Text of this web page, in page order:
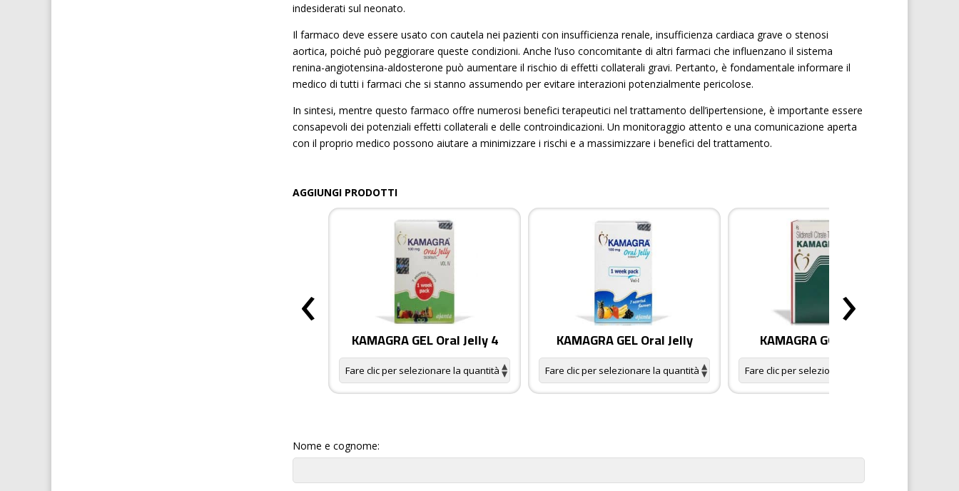
indesiderati sul neonato.
Il farmaco deve essere usato con cautela nei pazienti con insufficienza renale, insufficienza cardiaca grave o stenosi
aortica, poiché può peggiorare queste condizioni. Anche l’uso concomitante di altri farmaci che influenzano il sistema
renina-angiotensina-aldosterone può aumentare il rischio di effetti collaterali gravi. Pertanto, è fondamentale informare il
medico di tutti i farmaci che si stanno assumendo per evitare interazioni potenzialmente pericolose.
In sintesi, mentre questo farmaco offre numerosi benefici terapeutici nel trattamento dell’ipertensione, è importante essere
consapevoli dei potenziali effetti collaterali e delle controindicazioni. Un monitoraggio attento e una comunicazione aperta
con il proprio medico possono aiutare a minimizzare i rischi e a massimizzare i benefici del trattamento.
AGGIUNGI PRODOTTI
KAMAGRA GEL Oral Jelly 4 KAMAGRA GEL Oral Jelly KAMAGRA GOLD pillole
‹ ›
Nome e cognome: